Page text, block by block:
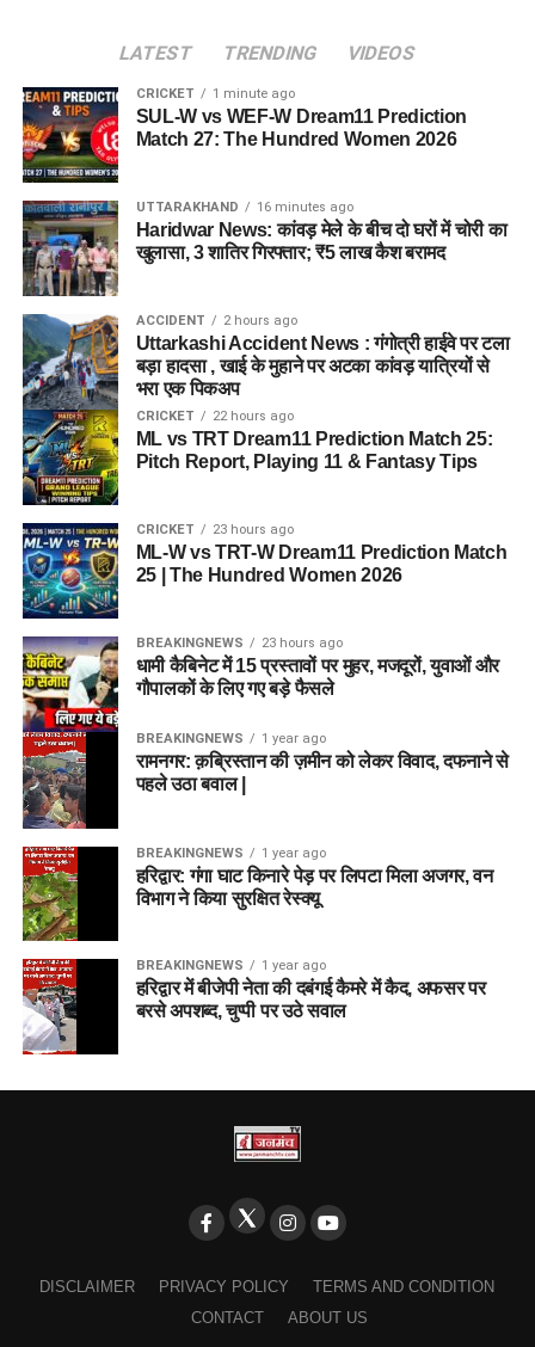
LATEST TRENDING VIDEOS
CRICKET 1 minute ago
SUL-W vs WEF-W Dream11 Prediction
Match 27: The Hundred Women 2026
UTTARAKHAND 16 minutes ago
Haridwar News: कांवड़ मेले के बीच दो घरों में चोरी का
खुलासा, 3 शातिर गिरफ्तार; ₹5 लाख कैश बरामद
ACCIDENT 2 hours ago
Uttarkashi Accident News : गंगोत्री हाईवे पर टला
बड़ा हादसा , खाई के मुहाने पर अटका कांवड़ यात्रियों से
भरा एक पिकअप
CRICKET 22 hours ago
ML vs TRT Dream11 Prediction Match 25:
Pitch Report, Playing 11 & Fantasy Tips
CRICKET 23 hours ago
ML-W vs TRT-W Dream11 Prediction Match
25 | The Hundred Women 2026
BREAKINGNEWS 23 hours ago
धामी कैबिनेट में 15 प्रस्तावों पर मुहर, मजदूरों, युवाओं और
गौपालकों के लिए गए बड़े फैसले
BREAKINGNEWS 1 year ago
रामनगर: क़ब्रिस्तान की ज़मीन को लेकर विवाद, दफनाने से
पहले उठा बवाल |
BREAKINGNEWS 1 year ago
हरिद्वार: गंगा घाट किनारे पेड़ पर लिपटा मिला अजगर, वन
विभाग ने किया सुरक्षित रेस्क्यू
BREAKINGNEWS 1 year ago
हरिद्वार में बीजेपी नेता की दबंगई कैमरे में कैद, अफसर पर
बरसे अपशब्द, चुप्पी पर उठे सवाल
DISCLAIMER PRIVACY POLICY
TERMS AND CONDITION
CONTACT
ABOUT US